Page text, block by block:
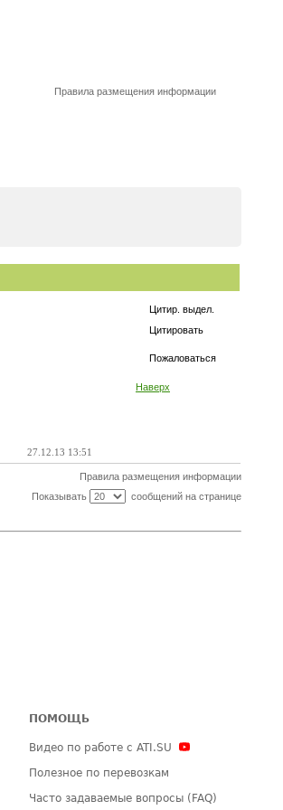
Правила размещения информации
Цитир. выдел.
Цитировать
Пожаловаться
Наверх
27.12.13 13:51
Правила размещения информации
Показывать
сообщений на странице
ПОМОЩЬ
Видео по работе с ATI.SU
Полезное по перевозкам
Часто задаваемые вопросы (FAQ)